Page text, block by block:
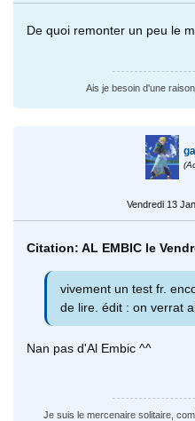
De quoi remonter un peu le
Ais je besoin d'une
Vendredi 13
Citation: AL EMBIC le
vivement un test fr.
de lire. édit : on verrat
Nan pas d'Al Embic ^^
Je suis le mercenaire solitaire,